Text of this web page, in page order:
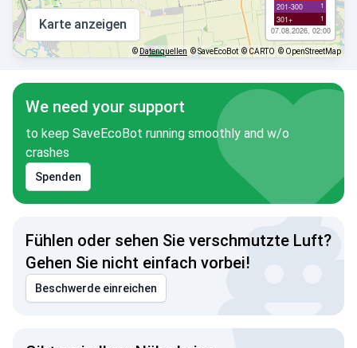
201-300 1
301+ 1
07.08.2026, 02:00
Karte anzeigen
© Datenquellen © SaveEcoBot © CARTO © OpenStreetMap
We need your support
to keep SaveEcoBot running smoothly and w/o
crashes
Spenden
Fühlen oder sehen Sie verschmutzte Luft?
Gehen Sie nicht einfach vorbei!
Beschwerde einreichen